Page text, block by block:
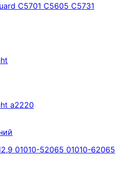
С5701 C5605 C5731
a2220
01010-52065 01010-62065